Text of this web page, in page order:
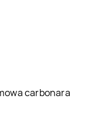
carbonara